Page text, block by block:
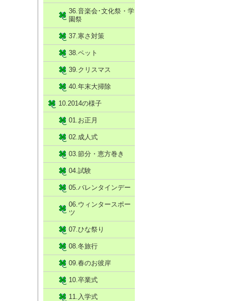
36.音楽会･文化祭・学
園祭
37.寒さ対策
38.ペット
39.クリスマス
40.年末大掃除
10.2014の様子
01.お正月
02.成人式
03.節分・恵方巻き
04.試験
05.バレンタインデー
06.ウィンタースポー
ツ
07.ひな祭り
08.冬旅行
09.春のお彼岸
10.卒業式
11.入学式